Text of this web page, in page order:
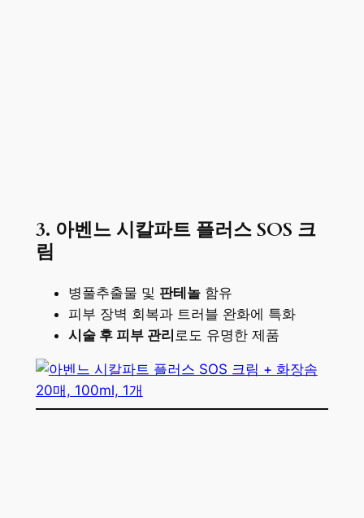
3. 아벤느 시칼파트 플러스 SOS 크
림
병풀추출물 및 판테놀함유
피부 장벽 회복과 트러블 완화에 특화
시술 후 피부 관리 로도 유명한 제품